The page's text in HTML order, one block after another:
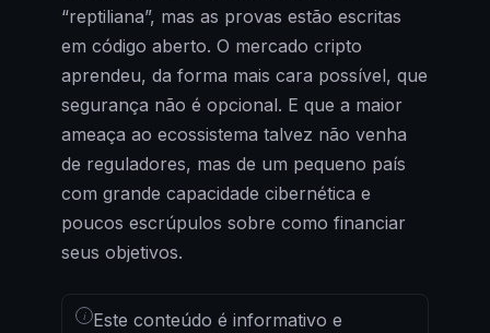
“reptiliana”, mas as provas estão escritas
em código aberto. O mercado cripto
aprendeu, da forma mais cara possível, que
segurança não é opcional. E que a maior
ameaça ao ecossistema talvez não venha
de reguladores, mas de um pequeno país
com grande capacidade cibernética e
poucos escrúpulos sobre como financiar
seus objetivos.
i Este conteúdo é informativo e